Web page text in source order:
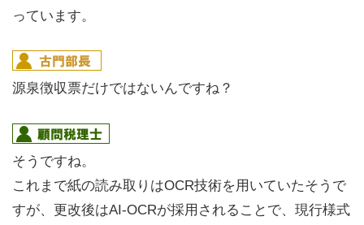
っています。
源泉徴収票だけではないんですね？
そうですね。
これまで紙の読み取りはOCR技術を用いていたそうで
すが、更改後はAI-OCRが採用されることで、現行様式